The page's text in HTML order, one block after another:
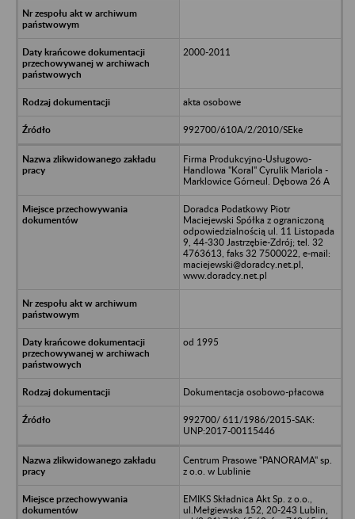
2000-2011
akta osobowe
992700/610A/2/2010/SEke
Firma Produkcyjno-Usługowo-
Handlowa "Koral" Cyrulik Mariola -
Marklowice Górneul. Dębowa 26 A
Doradca Podatkowy Piotr
Maciejewski Spółka z ograniczoną
odpowiedzialnością ul. 11 Listopada
9, 44-330 Jastrzębie-Zdrój; tel. 32
4763613, faks 32 7500022, e-mail:
maciejewski@doradcy.net.pl,
www.doradcy.net.pl
od 1995
Dokumentacja osobowo-płacowa
992700/ 611/1986/2015-SAK:
UNP:2017-00115446
Centrum Prasowe "PANORAMA" sp.
z o.o. w Lublinie
EMIKS Składnica Akt Sp. z o.o.,
ul.Mełgiewska 152, 20-243 Lublin,